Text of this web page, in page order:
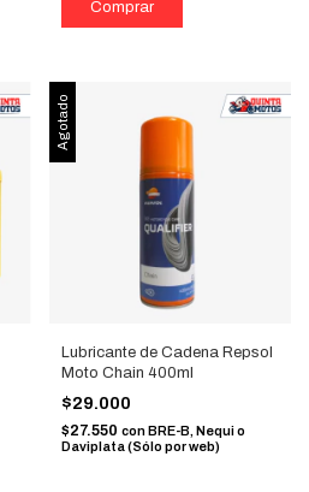
Agotado
Lubricante de Cadena Repsol
Moto Chain 400ml
$29.000
$27.550 con BRE-B, Nequi o
Daviplata (Sólo por web)